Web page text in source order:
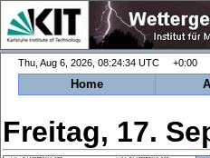
+0:00
Home
Freitag, 17.